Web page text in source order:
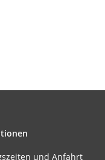
und Anfahrt